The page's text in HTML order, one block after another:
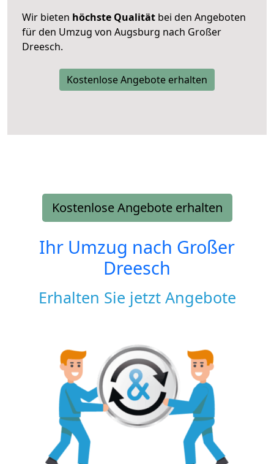
Wir bieten höchste Qualität bei den Angeboten
für den Umzug von Augsburg nach Großer
Dreesch.
Kostenlose Angebote erhalten
Kostenlose Angebote erhalten
Ihr Umzug nach Großer
Dreesch
Erhalten Sie jetzt Angebote